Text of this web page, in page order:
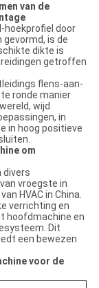
van de
hoekprofiel door
gevormd, is de
dikte is
getroffen
flens-aan-
ronde manier
wijd
in
in hoog positieve
om
divers
vroegste in
HVAC in China.
verrichting en
hoofdmachine en
Dit
een bewezen
voor de